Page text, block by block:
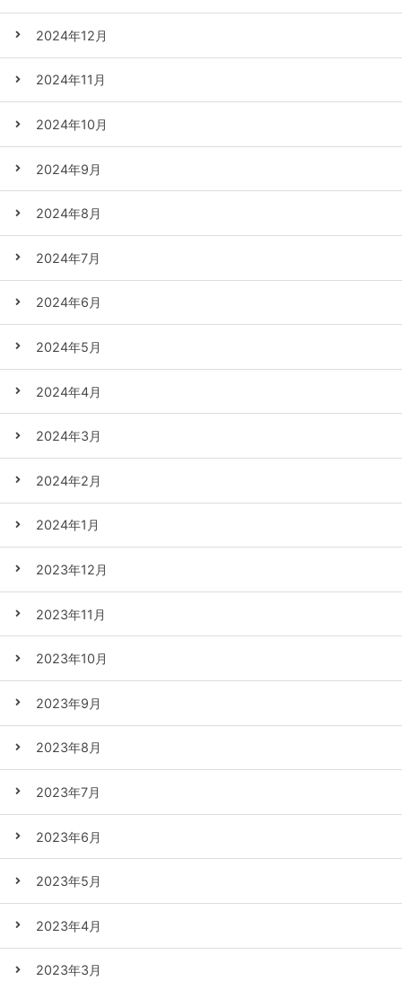
2024年12月
2024年11月
2024年10月
2024年9月
2024年8月
2024年7月
2024年6月
2024年5月
2024年4月
2024年3月
2024年2月
2024年1月
2023年12月
2023年11月
2023年10月
2023年9月
2023年8月
2023年7月
2023年6月
2023年5月
2023年4月
2023年3月